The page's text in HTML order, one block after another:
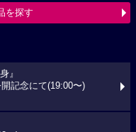
を探す
』
記念にて(19:00〜)